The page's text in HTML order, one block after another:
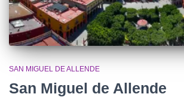
SAN MIGUEL DE ALLENDE
San Miguel de Allende